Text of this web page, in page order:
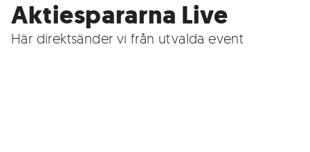
Aktiespararna Live
Här direktsänder vi från utvalda event